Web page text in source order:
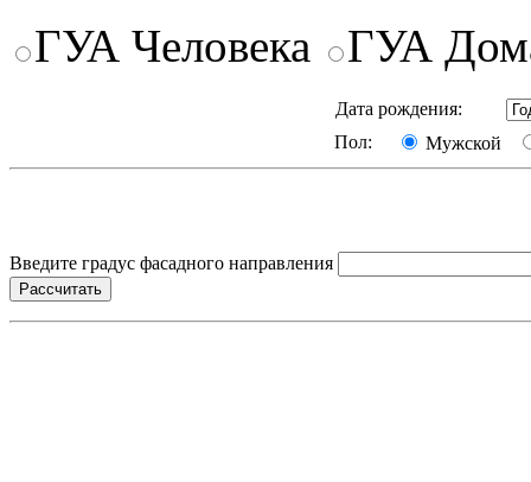
ГУА Человека
ГУА
Дата рождения:
Пол:
Мужской
Введите градус фасадного направления
Рассчитать